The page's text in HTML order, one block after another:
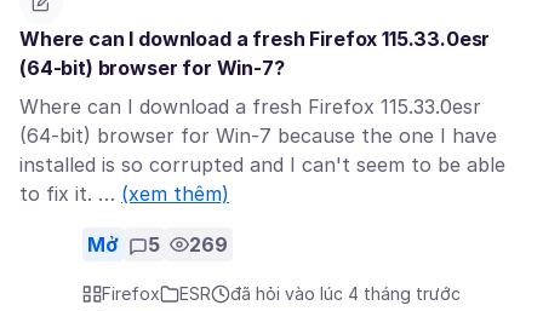
Where can I download a fresh Firefox 115.33.0esr
(64-bit) browser for Win-7?
Where can I download a fresh Firefox 115.33.0esr
(64-bit) browser for Win-7 because the one I have
installed is so corrupted and I can't seem to be able
to fix it. … (xem thêm)
Mở 5 269
Firefox ESR
đã hỏi vào lúc 4 tháng trước